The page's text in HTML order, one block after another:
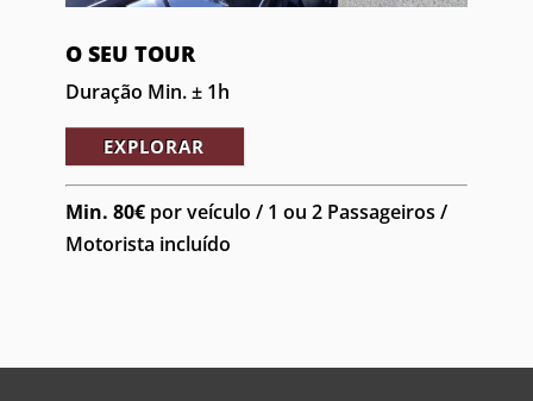
O SEU TOUR
Duração Min. ± 1h
EXPLORAR
Min. 80€por veículo / 1 ou 2 Passageiros /
Motorista incluído